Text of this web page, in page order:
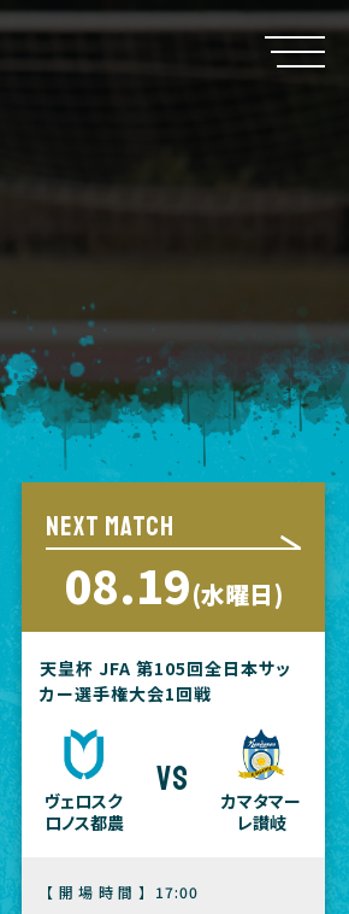
NEXT MATCH
08.19(水曜日)
天皇杯 JFA 第105回全日本サッ
カー選手権大会1回戦
ヴェロスク
ロノス都農
vs
カマタマー
レ讃岐
【開場時間】
17:00